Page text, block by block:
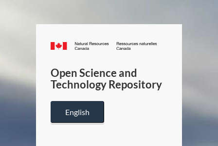
Canada.ca
/
Canada
Open Science and
Technology Repository
English